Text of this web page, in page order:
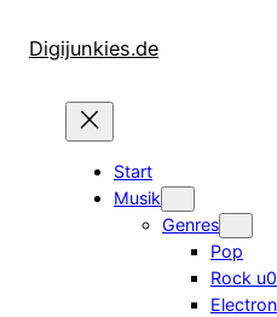
InhaltDigijunkies.de
Start
Musik
Genres
Pop
Rock